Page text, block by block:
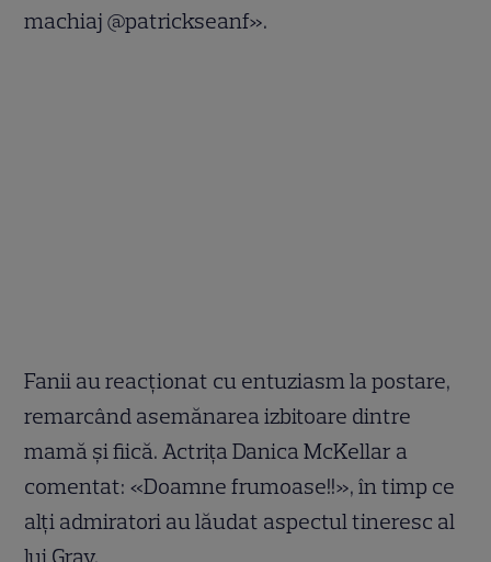
machiaj @patrickseanf».
Fanii au reacționat cu entuziasm la postare,
remarcând asemănarea izbitoare dintre
mamă și fiică. Actrița Danica McKellar a
comentat: «Doamne frumoase!!», în timp ce
alți admiratori au lăudat aspectul tineresc al
lui Gray.